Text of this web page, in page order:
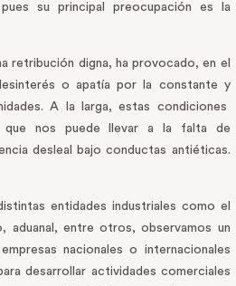
su principal preocupación es la
retribución digna, ha provocado, en el
o apatía por la constante y
A la larga, estas condiciones
que nos puede llevar a la falta de
desleal bajo conductas antiéticas.
entidades industriales como el
entre otros, observamos un
nacionales o internacionales
desarrollar actividades comerciales